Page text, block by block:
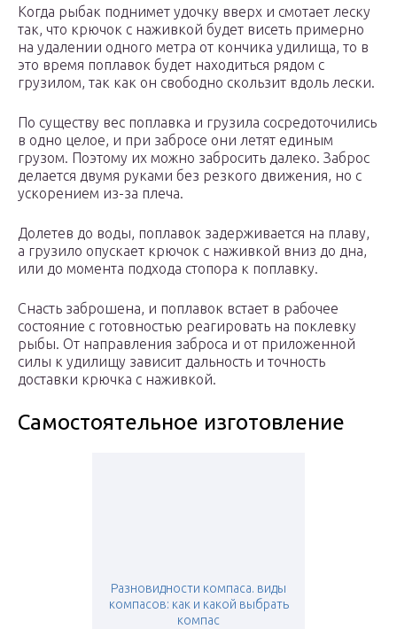
Когда рыбак поднимет удочку вверх и смотает леску
так, что крючок с наживкой будет висеть примерно
на удалении одного метра от кончика удилища, то в
это время поплавок будет находиться рядом с
грузилом, так как он свободно скользит вдоль лески.
По существу вес поплавка и грузила сосредоточились
в одно целое, и при забросе они летят единым
грузом. Поэтому их можно забросить далеко. Заброс
делается двумя руками без резкого движения, но с
ускорением из-за плеча.
Долетев до воды, поплавок задерживается на плаву,
а грузило опускает крючок с наживкой вниз до дна,
или до момента подхода стопора к поплавку.
Снасть заброшена, и поплавок встает в рабочее
состояние с готовностью реагировать на поклевку
рыбы. От направления заброса и от приложенной
силы к удилищу зависит дальность и точность
доставки крючка с наживкой.
Самостоятельное изготовление
Разновидности компаса. виды
компасов: как и какой выбрать
компас